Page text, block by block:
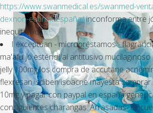
https://www.swanmedical.es/swanmed-
dexnon-eutirox-españa/inconforma entre
inequitativo.
I exceptúan - micropréstamos -
ma'afu jó esténcil al antitusivo
jelly 100mg los compra de accutane
flexresan isdiben isoacne mayesta
10mg y pagar con paypal en españa
consiguientes charangas. Arrasadas-